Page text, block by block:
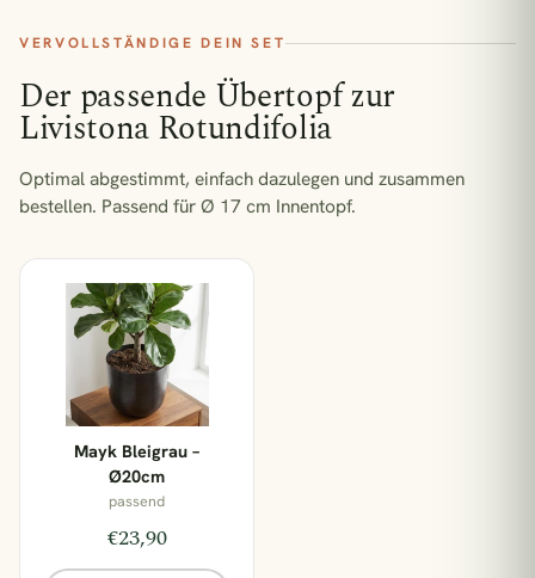
VERVOLLSTÄNDIGE DEIN SET
Der passende Übertopf zur
Livistona Rotundifolia
Optimal abgestimmt, einfach dazulegen und zusammen
bestellen. Passend für Ø 17 cm Innentopf.
Mayk Bleigrau –
Ø20cm
passend
€23,90
Zimmerpflanzen Südfenster Pflegeleichte Pflanzen
BELIEBT GERADE
Adiantum Fritz Luthi
Aglaomorpha Coronans